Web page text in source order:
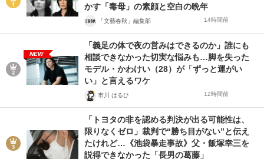
かす「毒母」の素顔と空白の晩年
「文藝春秋」編集部 14時間前
NEW
「義足の体で夜の営みはできるのか」誰にも
相談できなかった切実な悩みも…脚を失った
モデル・かわけい（28）が「ずっと運がい
い」と言えるワケ
市川 はるひ 12時間前
「トヨタの非を認める判決が出る可能性は、
限りなくゼロ」裁判で“勝ち目がない”と伝え
たけれど…《池袋暴走事故》父・飯塚幸三を
説得できなかった「長男の葛藤」